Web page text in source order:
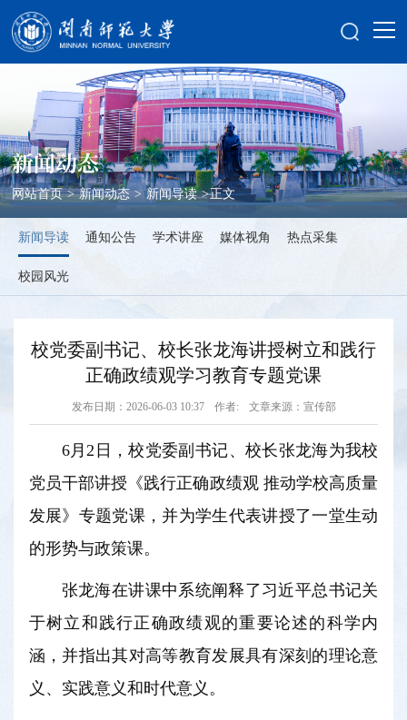
新闻动态
网站首页 > 新闻动态 > 新闻导读 >正文
新闻导读 通知公告 学术讲座 媒体视角 热点采集
校园风光
校党委副书记、校长张龙海讲授树立和践行
正确政绩观学习教育专题党课
发布日期：2026-06-03 10:37 作者: 文章来源：宣传部
6月2日，校党委副书记、校长张龙海为我校
党员干部讲授《践行正确政绩观 推动学校高质量
发展》专题党课，并为学生代表讲授了一堂生动
的形势与政策课。
张龙海在讲课中系统阐释了习近平总书记关
于树立和践行正确政绩观的重要论述的科学内
涵，并指出其对高等教育发展具有深刻的理论意
义、实践意义和时代意义。